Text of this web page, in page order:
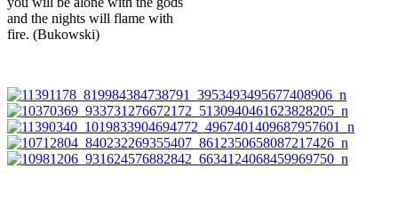
and the nights will flame with
fire. (Bukowski)